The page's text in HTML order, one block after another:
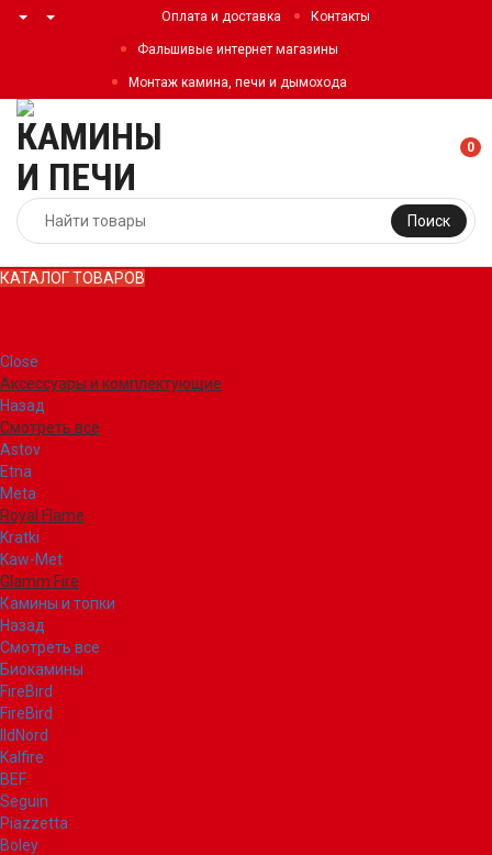
Оплата и доставка Контакты
Фальшивые интернет магазины
Монтаж камина, печи и дымохода
Поиск
0
КАТАЛОГ ТОВАРОВ
Close
Аксессуары и комплектующие
Назад
Смотреть все
Astov
Etna
Meta
Royal Flame
Kratki
Kaw-Met
Glamm Fire
Камины и топки
Назад
Смотреть все
Биокамины
FireBird
FireBird
IldNord
Kalfire
BEF
Seguin
Piazzetta
Boley